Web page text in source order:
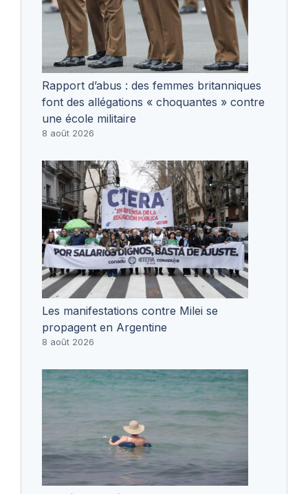
Rapport d’abus : des femmes britanniques
font des allégations « choquantes » contre
une école militaire
8 août 2026
Les manifestations contre Milei se
propagent en Argentine
8 août 2026